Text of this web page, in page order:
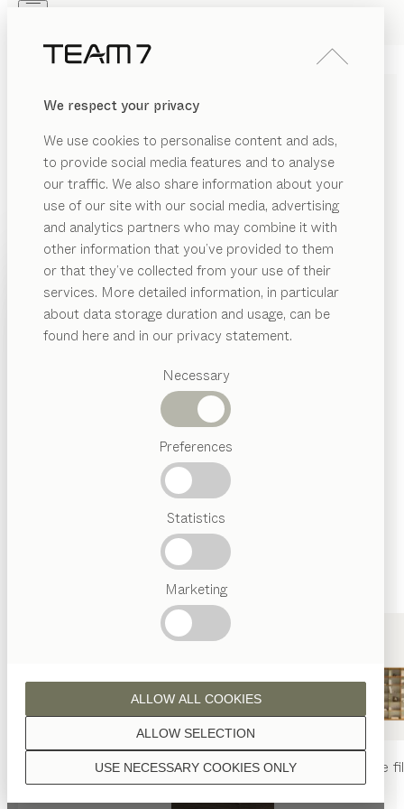
We respect your privacy
We use cookies to personalise content and ads,
to provide social media features and to analyse
our traffic. We also share information about your
use of our site with our social media, advertising
and analytics partners who may combine it with
other information that you’ve provided to them
or that they’ve collected from your use of their
services. More detailed information, in particular
about data storage duration and usage, can be
found here and in our privacy statement.
Necessary
Preferences
Statistics
Marketing
USE NECESSARY COOKIES ONLY
ALLOW SELECTION
ALLOW ALL COOKIES
PRODUITS
INSPIRATION
REVENDEUR
Catégories
suggérées
Artisanat
Autrichien
tablenya chaisenya rayonnage
PRODUITS
INSPIRATION
QUI SOMMES-NOUS
REVENDEUR
CHAISEaye
Jacob Strobel
aye est la parfaite symbiose entre le confort et
l’élégance. Elle se distingue par son design organique
généreux et délicat. Une chaise capitonnée conçue
pour la détente autour de la table.
TROUVER UN REVENDEUR
ESSENCES DE BOIS
Sauf stipulation contraire, toutes les surfaces en bois
sont traitées à l’huile naturelle.